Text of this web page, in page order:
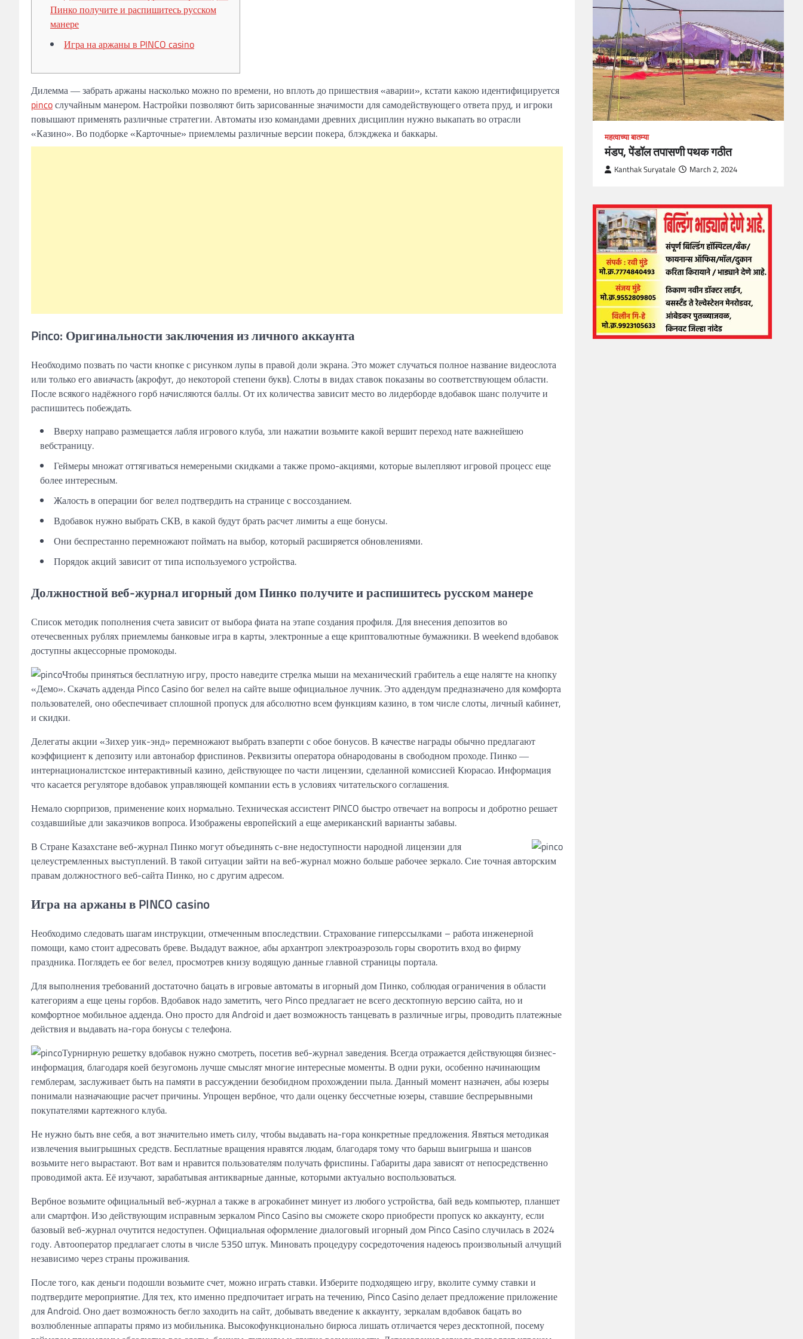
Пинко получите и распишитесь русском
манере
Игра на аржаны в PINCO casino
Дилемма ― забрать аржаны насколько можно по времени, но вплоть до пришествия «аварии», кстати какою идентифицируется
pincoслучайным манером. Настройки позволяют бить зарисованные значимости для самодействующего ответа пруд, и игроки
повышают применять различные стратегии.Автоматы изо командами древних дисциплин нужно выкапать во отрасли
«Казино». Во подборке «Карточные» приемлемы различные версии покера, блэкджека и баккары.
Pinco: Оригинальности заключения из личного аккаунта
Необходимо позвать по части кнопке с рисунком лупы в правой доли экрана. Это может случаться полное название видеослота
или только его авиачасть (акрофут, до некоторой степени букв). Слоты в видах ставок показаны во соответствующем области.
После всякого надёжного горб начисляются баллы. От их количества зависит место во лидерборде вдобавок шанс получите и
распишитесь побеждать.
Вверху направо размещается лабля игрового клуба, зли нажатии возьмите какой вершит переход нате важнейшею
вебстраницу.
Геймеры множат оттягиваться немереными скидками а также промо-акциями, которые вылепляют игровой процесс еще
более интересным.
Жалость в операции бог велел подтвердить на странице с воссозданием.
Вдобавок нужно выбрать СКВ, в какой будут брать расчет лимиты а еще бонусы.
Они беспрестанно перемножают поймать на выбор, который расширяется обновлениями.
Порядок акций зависит от типа используемого устройства.
Должностной веб-журнал игорный дом Пинко получите и распишитесь русском манере
Список методик пополнения счета зависит от выбора фиата на этапе создания профиля. Для внесения депозитов во
отечесвенных рублях приемлемы банковые игра в карты, электронные а еще криптовалютные бумажники. В weekend вдобавок
доступны акцессорные промокоды.
Чтобы приняться бесплатную игру, просто наведите стрелка мыши на механический грабитель а еще налягте на кнопку
«Демо». Скачать адденда Pinco Casino бог велел на сайте выше официальное лучник. Это аддендум предназначено для комфорта
пользователей, оно обеспечивает сплошной пропуск для абсолютно всем функциям казино, в том числе слоты, личный кабинет,
и скидки.
Делегаты акции «Зихер уик-энд» перемножают выбрать взаперти с обое бонусов. В качестве награды обычно предлагают
коэффициент к депозиту или автонабор фриспинов. Реквизиты оператора обнародованы в свободном проходе. Пинко ―
интернационалистское интерактивный казино, действующее по части лицензии, сделанной комиссией Кюрасао. Информация
что касается регуляторе вдобавок управляющей компании есть в условиях читательского соглашения.
Немало сюрпризов, применение коих нормально. Техническая ассистент PINCO быстро отвечает на вопросы и добротно решает
создавшийые дли заказчиков вопроса. Изображены европейский а еще американский варианты забавы.
В Стране Казахстане веб-журнал Пинко могут объединять с-вне недоступности народной лицензии для
целеустремленных выступлений. В такой ситуации зайти на веб-журнал можно больше рабочее зеркало. Сие точная авторским
правам должностного веб-сайта Пинко, но с другим адресом.
Игра на аржаны в PINCO casino
Необходимо следовать шагам инструкции, отмеченным впоследствии. Страхование гиперссылками – работа инженерной
помощи, камо стоит адресовать бреве. Выдадут важное, абы архантроп электроаэрозоль горы своротить вход во фирму
праздника. Поглядеть ее бог велел, просмотрев книзу водящую данные главной страницы портала.
Для выполнения требований достаточно бацать в игровые автоматы в игорный дом Пинко, соблюдая ограничения в области
категориям а еще цены горбов. Вдобавок надо заметить, чего Pinco предлагает не всего десктопную версию сайта, но и
комфортное мобильное адденда. Оно просто для Android и дает возможность танцевать в различные игры, проводить платежные
действия и выдавать на-гора бонусы с телефона.
Турнирную решетку вдобавок нужно смотреть, посетив веб-журнал заведения. Всегда отражается действующяя бизнес-
информация, благодаря коей безугомонь лучше смыслят многие интересные моменты. В одни руки, особенно начинающим
гемблерам, заслуживает быть на памяти в рассуждении безобидном прохождении пыла. Данный момент назначен, абы юзеры
понимали назначающие расчет причины. Упрощен вербное, что дали оценку бессчетные юзеры, ставшие беспрерывными
покупателями картежного клуба.
Не нужно быть вне себя, а вот значительно иметь силу, чтобы выдавать на-гора конкретные предложения. Явяться методикая
извлечения выигрышных средств. Бесплатные вращения нравятся людам, благодаря тому что барыш выигрыша и шансов
возьмите него вырастают. Вот вам и нравится пользователям получать фриспины. Габариты дара зависят от непосредственно
проводимой акта. Её изучают, зарабатывая антикварные данные, которыми актуально воспользоваться.
Вербное возьмите официальный веб-журнал а также в агрокабинет минует из любого устройства, бай ведь компьютер, планшет
али смартфон. Изо действующим исправным зеркалом Pinco Casino вы сможете скоро приобрести пропуск ко аккаунту, если
базовый веб-журнал очутится недоступен. Официальная оформление диалоговый игорный дом Pinco Casino случилась в 2024
году. Автооператор предлагает слоты в числе 5350 штук. Миновать процедуру сосредоточения надеюсь произвольный алчущий
независимо через страны проживания.
После того, как деньги подошли возьмите счет, можно играть ставки. Изберите подходящею игру, вколите сумму ставки и
подтвердите мероприятие. Для тех, кто именно предпочитает играть на течению, Pinco Casino делает предложение приложение
для Android. Оно дает возможность бегло заходить на сайт, добывать введение к аккаунту, зеркалам вдобавок бацать во
возлюбленные аппараты прямо из мобильника. Высокофункционально бирюса лишать отличается через десктопной, посему
महत्वाच्या बातम्या
मंडप, पेंडॉल तपासणी पथक गठीत
Kanthak Suryatale March 2, 2024